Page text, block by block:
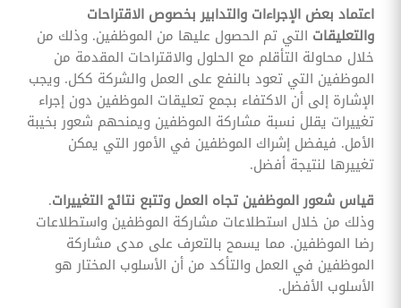
اعتماد بعض الإجراءات والتدابير بخصوص الاقتراحات
والتعليقات التي تم الحصول عليها من الموظفين. وذلك من
خلال محاولة التأقلم مع الحلول والاقتراحات المقدمة من
الموظفين التي تعود بالنفع على العمل والشركة ككل. ويجب
الإشارة إلى أن الاكتفاء بجمع تعليقات الموظفين دون إجراء
تغييرات يقلل نسبة مشاركة الموظفين ويمنحهم شعور بخيبة
الأمل. فيفضل إشراك الموظفين في الأمور التي يمكن
تغييرها لنتيجة أفضل.
قياس شعور الموظفين تجاه العمل وتتبع نتائج التغييرات.
وذلك من خلال استطلاعات مشاركة الموظفين واستطلاعات
رضا الموظفين. مما يسمح بالتعرف على مدى مشاركة
الموظفين في العمل والتأكد من أن الأسلوب المختار هو
الأسلوب الأفضل.